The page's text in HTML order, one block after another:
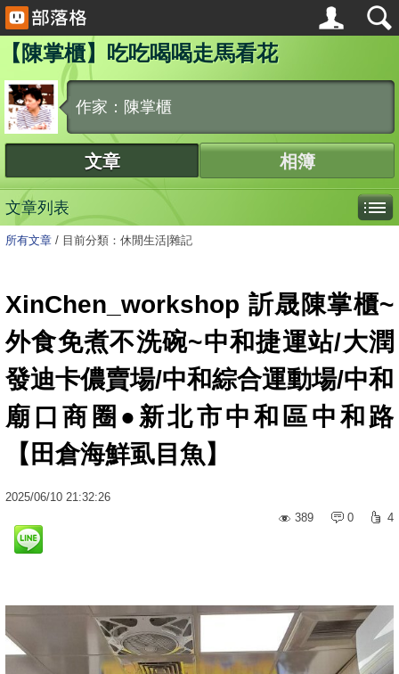
【陳掌櫃】吃吃喝喝走馬看花
作家：陳掌櫃
文章 相簿
文章列表
所有文章 / 目前分類：休閒生活|雜記
XinChen_workshop 訢晟陳掌櫃~
外食免煮不洗碗~中和捷運站/大潤
發迪卡儂賣場/中和綜合運動場/中和
廟口商圈●新北市中和區中和路
【田倉海鮮虱目魚】
2025/06/10 21:32:26
389
0 4